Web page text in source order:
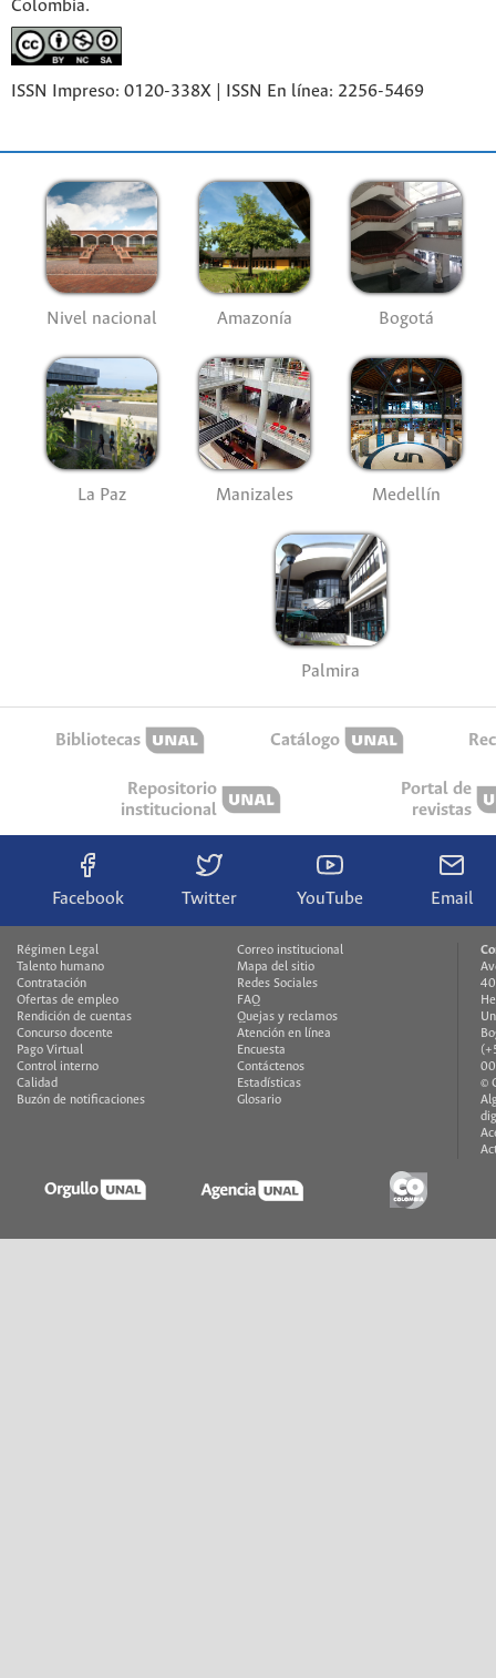
Colombia.
ISSN Impreso: 0120-338X | ISSN En línea: 2256-5469
Nivel nacional Amazonía Bogotá
La Paz Manizales Medellín
Palmira
Bibliotecas Catálogo
Repositorio
institucional
Portal de
revistas
Facebook Twitter YouTube Email
Régimen Legal
Talento humano
Contratación
Ofertas de empleo
Rendición de cuentas
Concurso docente
Pago Virtual
Control interno
Calidad
Buzón de notificaciones
Correo institucional
Mapa del sitio
Redes Sociales
FAQ
Quejas y reclamos
Atención en línea
Encuesta
Contáctenos
Estadísticas
Glosario
©